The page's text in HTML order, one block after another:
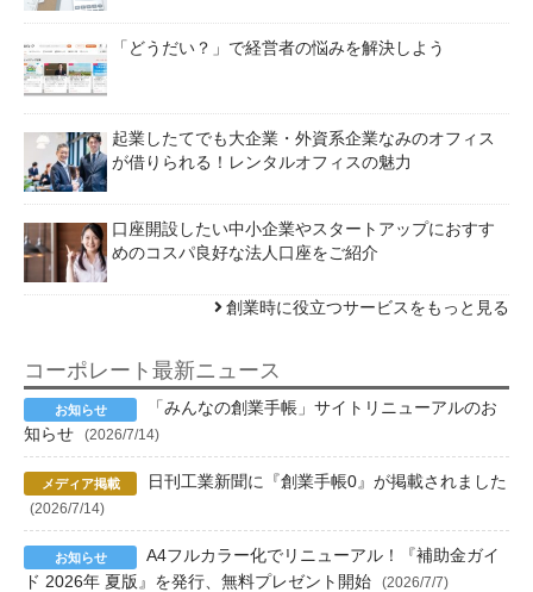
「どうだい？」で経営者の悩みを解決しよう
起業したてでも大企業・外資系企業なみのオフィス
が借りられる！レンタルオフィスの魅力
口座開設したい中小企業やスタートアップにおすす
めのコスパ良好な法人口座をご紹介
創業時に役立つサービスをもっと見る
コーポレート最新ニュース
「みんなの創業手帳」サイトリニューアルのお
知らせ
(2026/7/14)
日刊工業新聞に『創業手帳0』が掲載されました
(2026/7/14)
A4フルカラー化でリニューアル！『補助金ガイ
ド 2026年 夏版』を発行、無料プレゼント開始
(2026/7/7)